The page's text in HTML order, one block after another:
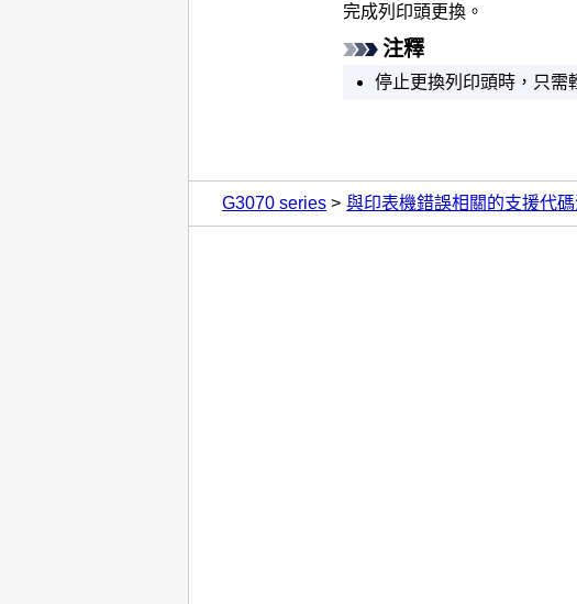
完成列印頭更換。
注釋
停止更換列印頭時，只需
G3070 series 與印表機錯誤相關的支援代